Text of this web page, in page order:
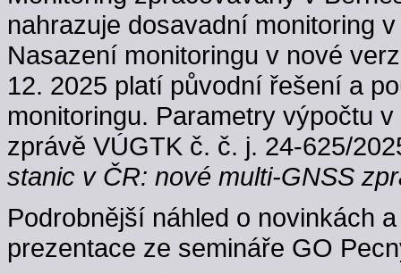
nahrazuje dosavadní monitoring
Nasazení monitoringu v nové
12. 2025 platí původní řešení a
monitoringu. Parametry výpočtu
zprávě VÚGTK č. č. j. 24-625/
stanic v ČR: nové multi-GNSS
Podrobnější náhled o novinkách
prezentace ze semináře GO